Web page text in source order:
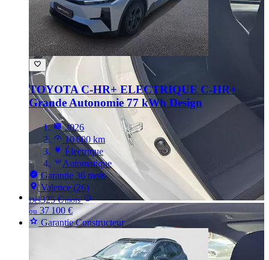
TOYOTA C-HR+ ELECTRIQUE C-HR+
Grande Autonomie 77 kWh Design
2026
10 000 km
Électrique
Automatique
Garantie 36 mois
Valence (26)
Dès325 €/mois
ou 37 100 €
Garantie Constructeur